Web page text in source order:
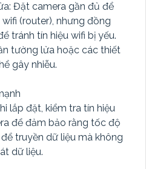
Đặt camera gần đủ để
(router), nhưng đồng
tránh tín hiệu wifi bị yếu.
tường lửa hoặc các thiết
gây nhiễu.
lắp đặt, kiểm tra tín hiệu
để đảm bảo rằng tốc độ
truyền dữ liệu mà không
dữ liệu.